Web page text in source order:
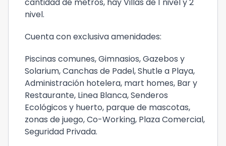
nivel.
Cuenta con exclusiva amenidades:
Piscinas comunes, Gimnasios, Gazebos y
Solarium, Canchas de Padel, Shutle a Playa,
Administración hotelera, mart homes, Bar y
Restaurante, Linea Blanca, Senderos
Ecológicos y huerto, parque de mascotas,
zonas de juego, Co-Working, Plaza Comercial,
Seguridad Privada.